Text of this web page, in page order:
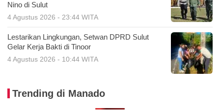
Nino di Sulut
4 Agustus 2026 - 23:44 WITA
Lestarikan Lingkungan, Setwan DPRD Sulut
Gelar Kerja Bakti di Tinoor
4 Agustus 2026 - 10:44 WITA
Trending di Manado